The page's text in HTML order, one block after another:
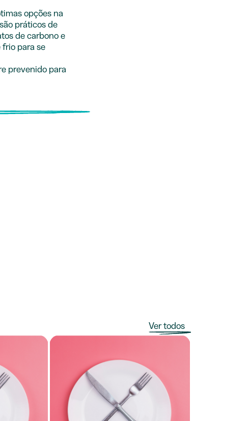
opções na
práticos de
de carbono e
para se
prevenido para
Ver todos